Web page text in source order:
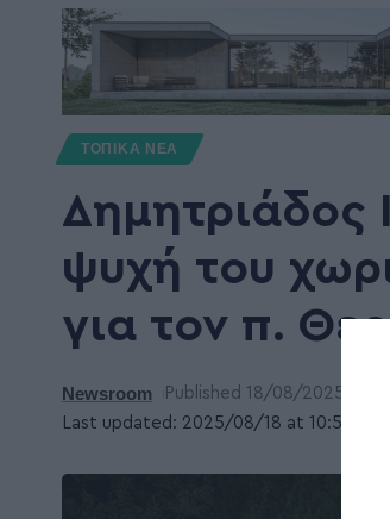
ΤΟΠΙΚΑ ΝΕΑ
Δημητριάδος
ψυχή του
για τον π.
Last updated: 2025/08/18 at 10:55 ΠΜ
Newsroom Published 18/08/2025